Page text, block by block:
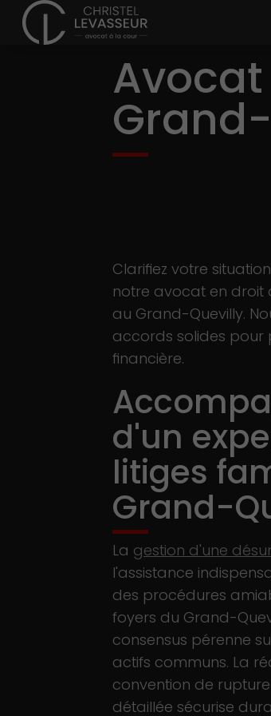
Clarifiez votre
notre avocat en
au Grand-Quevilly.
accords solides pour
financière.
d'un
litiges
Grand-
La gestion d'une
l'assistance
des procédures
foyers du Grand-
consensus pérenne
actifs communs. La
convention de
détaillée sécurise